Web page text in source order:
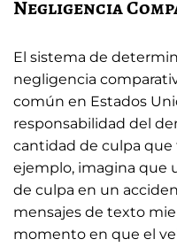
Negligencia
El sistema de
negligencia
común en Estados
responsabilidad del
cantidad de culpa
ejemplo, imagina que
de culpa en un
mensajes de texto
momento en que el